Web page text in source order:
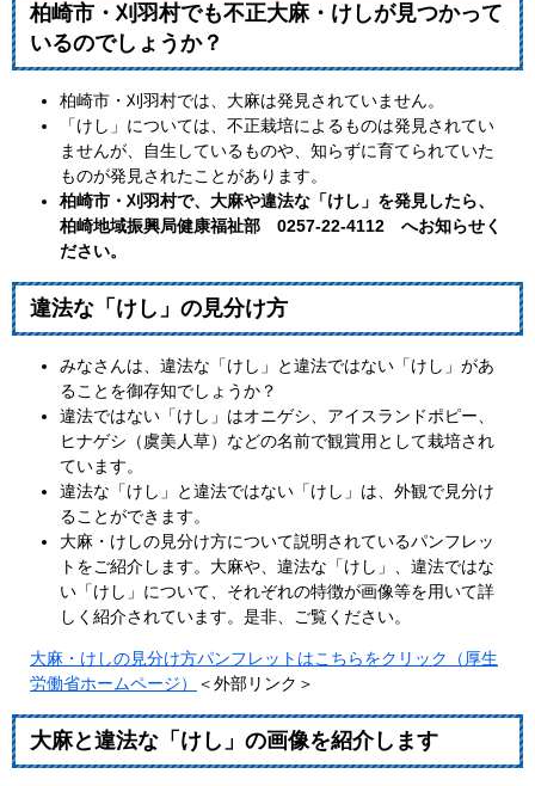
柏崎市・刈羽村でも不正大麻・けしが見つかって
いるのでしょうか？
柏崎市・刈羽村では、大麻は発見されていません。
「けし」については、不正栽培によるものは発見されてい
ませんが、自生しているものや、知らずに育てられていた
ものが発見されたことがあります。
柏崎市・刈羽村で、大麻や違法な「けし」を発見したら、
柏崎地域振興局健康福祉部 0257-22-4112 へお知らせく
ださい。
違法な「けし」の見分け方
みなさんは、違法な「けし」と違法ではない「けし」があ
ることを御存知でしょうか？
違法ではない「けし」はオニゲシ、アイスランドポピー、
ヒナゲシ（虞美人草）などの名前で観賞用として栽培され
ています。
違法な「けし」と違法ではない「けし」は、外観で見分け
ることができます。
大麻・けしの見分け方について説明されているパンフレッ
トをご紹介します。大麻や、違法な「けし」、違法ではな
い「けし」について、それぞれの特徴が画像等を用いて詳
しく紹介されています。是非、ご覧ください。
大麻・けしの見分け方パンフレットはこちらをクリック（厚生
労働省ホームページ）
＜外部リンク＞
大麻と違法な「けし」の画像を紹介します